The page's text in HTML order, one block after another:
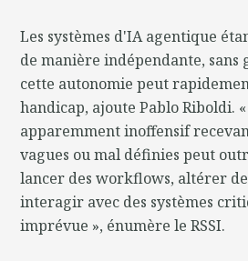
Les systèmes d'IA agentique
de manière indépendante, sans
cette autonomie peut
handicap, ajoute Pablo Riboldi.
apparemment inoffensif
vagues ou mal définies peut
lancer des workflows, altérer
interagir avec des systèmes
imprévue », énumère le RSSI.